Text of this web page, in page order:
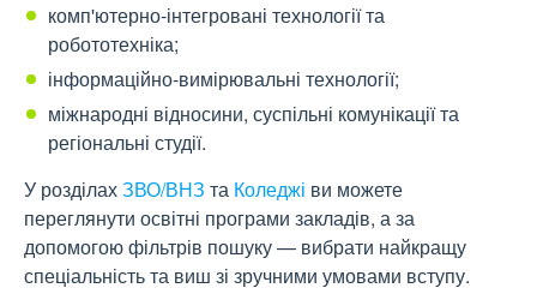
комп'ютерно-інтегровані технології та
робототехніка;
інформаційно-вимірювальні технології;
міжнародні відносини, суспільні комунікації та
регіональні студії.
У розділахЗВО/ВНЗ та Коледжі ви можете
переглянути освітні програми закладів, а за
допомогою фільтрів пошуку — вибрати найкращу
спеціальність та виш зі зручними умовами вступу.